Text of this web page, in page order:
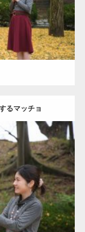
るマッチョ
マッチョ) 上腕三頭筋